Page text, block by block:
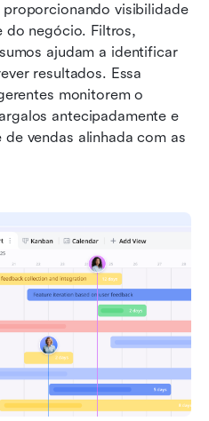
visibilidade
ajudam a identificar
resultados. Essa
monitorem o
antecipadamente e
vendas alinhada com as